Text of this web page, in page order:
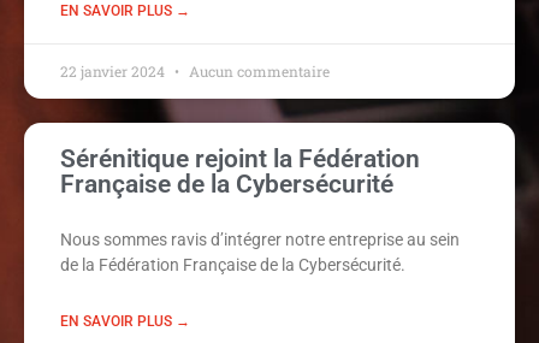
EN SAVOIR PLUS →
22 janvier 2024 Aucun commentaire
Sérénitique rejoint la Fédération
Française de la Cybersécurité
Nous sommes ravis d’intégrer notre entreprise au sein
de la Fédération Française de la Cybersécurité.
EN SAVOIR PLUS →